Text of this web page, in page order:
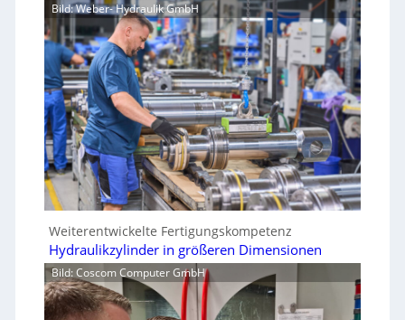
Bild: Weber- Hydraulik GmbH
Weiterentwickelte Fertigungskompetenz
Hydraulikzylinder in größeren Dimensionen
Bild: Coscom Computer GmbH